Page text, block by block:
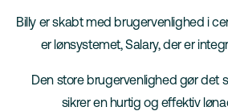
Billy er skabt med brugervenlighed i
er lønsystemet, Salary, der er
Den store brugervenlighed gør det
sikrer en hurtig og effektiv